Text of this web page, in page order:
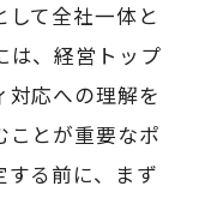
て全社一体と
は、経営トップ
対応への理解を
ことが重要なポ
る前に、まず